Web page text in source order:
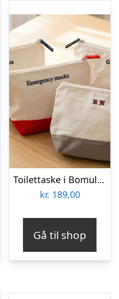
Toilettaske i Bomuld med Broderi – Egen Tekst
kr. 189,00
Gå til shop